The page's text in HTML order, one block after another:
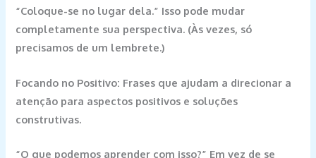
“Coloque-se no lugar dela.” Isso pode mudar
completamente sua perspectiva. (Às vezes, só
precisamos de um lembrete.)
Focando no Positivo: Frases que ajudam a direcionar a
atenção para aspectos positivos e soluções
construtivas.
“O que podemos aprender com isso?” Em vez de se